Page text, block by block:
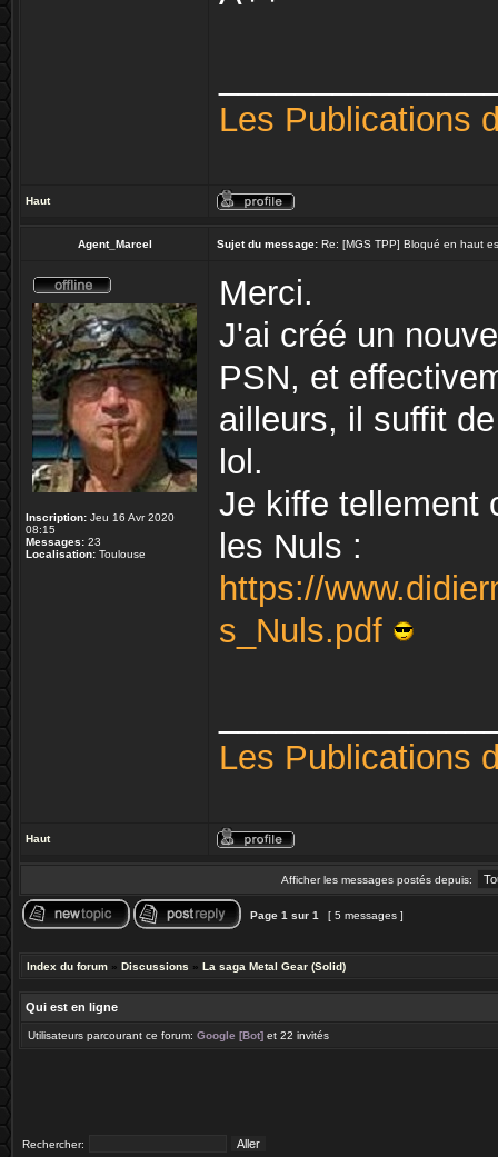
Les Publications
Haut
Agent_Marcel Sujet du message: Re: [MGS TPP] Bloqué en haut
Inscription: Jeu 16 Avr 2020
08:15
Messages: 23
Localisation: Toulouse
Merci.
J'ai créé un
PSN, et
ailleurs, il suffit
lol.
Je kiffe tellement
les Nuls :
https://
s_Nuls.pdf
Les Publications
Haut
Afficher les messages postés depuis:
Page 1 sur 1 [ 5 messages ]
Index du forum » Discussions » La saga Metal Gear (Solid)
Qui est en ligne
Utilisateurs parcourant ce forum: Google [Bot] et 22 invités
Rechercher: